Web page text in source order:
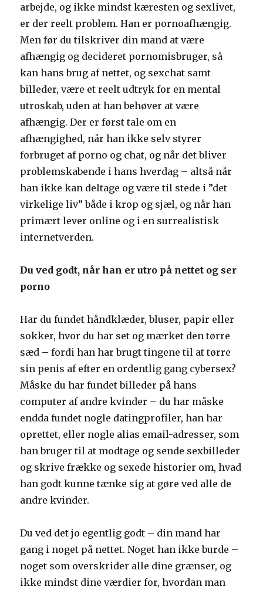
arbejde, og ikke mindst kæresten og sexlivet,
er der reelt problem. Han er pornoafhængig.
Men før du tilskriver din mand at være
afhængig og decideret pornomisbruger, så
kan hans brug af nettet, og sexchat samt
billeder, være et reelt udtryk for en mental
utroskab, uden at han behøver at være
afhængig. Der er først tale om en
afhængighed, når han ikke selv styrer
forbruget af porno og chat, og når det bliver
problemskabende i hans hverdag – altså når
han ikke kan deltage og være til stede i ”det
virkelige liv” både i krop og sjæl, og når han
primært lever online og i en surrealistisk
internetverden.
Du ved godt, når han er utro på nettet og ser
porno
Har du fundet håndklæder, bluser, papir eller
sokker, hvor du har set og mærket den tørre
sæd – fordi han har brugt tingene til at tørre
sin penis af efter en ordentlig gang cybersex?
Måske du har fundet billeder på hans
computer af andre kvinder – du har måske
endda fundet nogle datingprofiler, han har
oprettet, eller nogle alias email-adresser, som
han bruger til at modtage og sende sexbilleder
og skrive frække og sexede historier om, hvad
han godt kunne tænke sig at gøre ved alle de
andre kvinder.
Du ved det jo egentlig godt – din mand har
gang i noget på nettet. Noget han ikke burde –
noget som overskrider alle dine grænser, og
ikke mindst dine værdier for, hvordan man